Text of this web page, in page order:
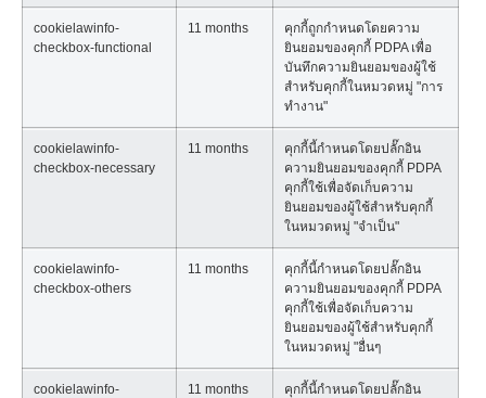
cookielawinfo-
checkbox-functional
11 months
คุกกี้ถูกกำหนดโดยความ
ยินยอมของคุกกี้ PDPA เพื่อ
บันทึกความยินยอมของผู้ใช้
สำหรับคุกกี้ในหมวดหมู่ "การ
ทำงาน"
cookielawinfo-
checkbox-necessary
11 months
คุกกี้นี้กำหนดโดยปลั๊กอิน
ความยินยอมของคุกกี้ PDPA
คุกกี้ใช้เพื่อจัดเก็บความ
ยินยอมของผู้ใช้สำหรับคุกกี้
ในหมวดหมู่ "จำเป็น"
cookielawinfo-
checkbox-others
11 months
คุกกี้นี้กำหนดโดยปลั๊กอิน
ความยินยอมของคุกกี้ PDPA
คุกกี้ใช้เพื่อจัดเก็บความ
ยินยอมของผู้ใช้สำหรับคุกกี้
ในหมวดหมู่ "อื่นๆ
cookielawinfo-
11 months
คุกกี้นี้กำหนดโดยปลั๊กอิน